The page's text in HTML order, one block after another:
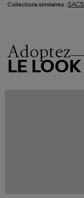
Collections similaires : SACS
Adoptez
LE LOOK